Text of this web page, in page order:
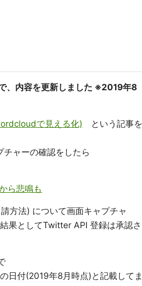
、内容を更新しました ※2019年8
で見える化) という記事を
ャーの確認をしたら
ら悲鳴も
方法) について画面キャプチャ
果としてTwitter API 登録は承認さ
日付(2019年8月時点)と記載して